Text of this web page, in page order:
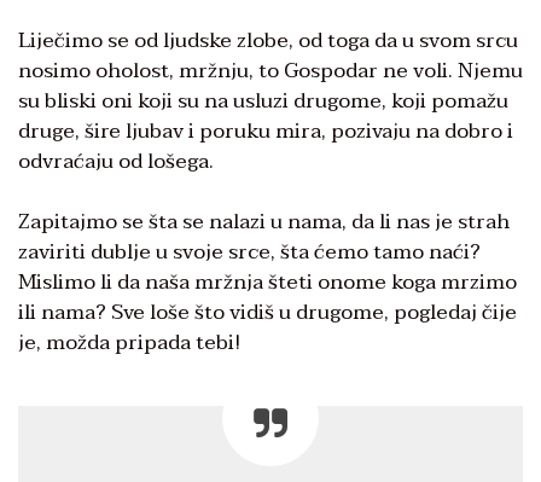
Liječimo se od ljudske zlobe, od toga da u svom srcu
nosimo oholost, mržnju, to Gospodar ne voli. Njemu
su bliski oni koji su na usluzi drugome, koji pomažu
druge, šire ljubav i poruku mira, pozivaju na dobro i
odvraćaju od lošega.
Zapitajmo se šta se nalazi u nama, da li nas je strah
zaviriti dublje u svoje srce, šta ćemo tamo naći?
Mislimo li da naša mržnja šteti onome koga mrzimo
ili nama? Sve loše što vidiš u drugome, pogledaj čije
je, možda pripada tebi!